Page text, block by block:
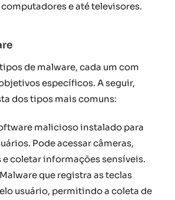
e até televisores.
de malware, cada um com
específicos. A seguir,
dos tipos mais comuns:
malicioso instalado para
Pode acessar câmeras,
coletar informações sensíveis.
que registra as teclas
usuário, permitindo a coleta de